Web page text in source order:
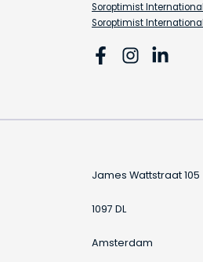
Soroptimist
Soroptimist
James Wattstraat 105
1097 DL
Amsterdam